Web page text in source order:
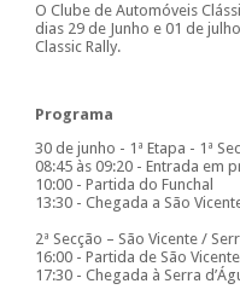
O Clube de Automóveis
dias 29 de Junho e 01 de
Classic Rally.
Programa
30 de junho - 1ª Etapa - 1ª
08:45 às 09:20 - Entrada em
10:00 - Partida do Funchal
13:30 - Chegada a São
2ª Secção – São Vicente /
16:00 - Partida de São Vicente
17:30 - Chegada à Serra